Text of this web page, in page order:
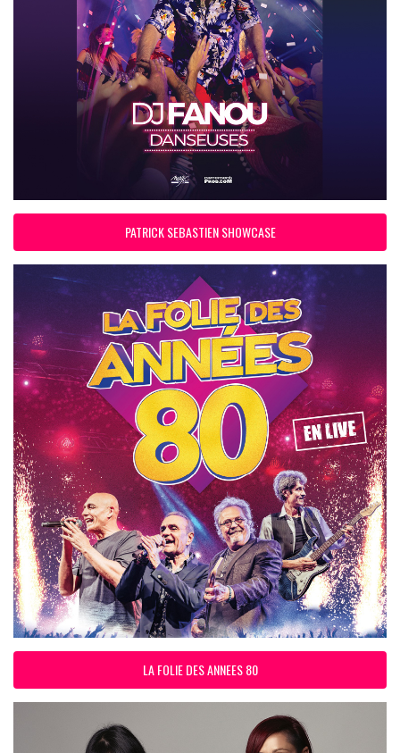
PATRICK SEBASTIEN SHOWCASE
LA FOLIE DES ANNEES 80